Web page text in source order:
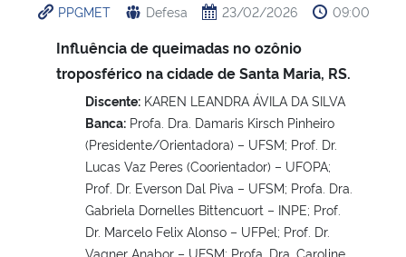
PPGMET Defesa 23/02/2026 09:00
Influência de queimadas no ozônio
troposférico na cidade de Santa Maria, RS.
Discente: KAREN LEANDRA ÁVILA DA SILVA
Banca: Profa. Dra. Damaris Kirsch Pinheiro
(Presidente/Orientadora) – UFSM; Prof. Dr.
Lucas Vaz Peres (Coorientador) – UFOPA;
Prof. Dr. Everson Dal Piva – UFSM; Profa. Dra.
Gabriela Dornelles Bittencuort – INPE; Prof.
Dr. Marcelo Felix Alonso – UFPel; Prof. Dr.
Vagner Anabor – UFSM; Profa. Dra. Caroline